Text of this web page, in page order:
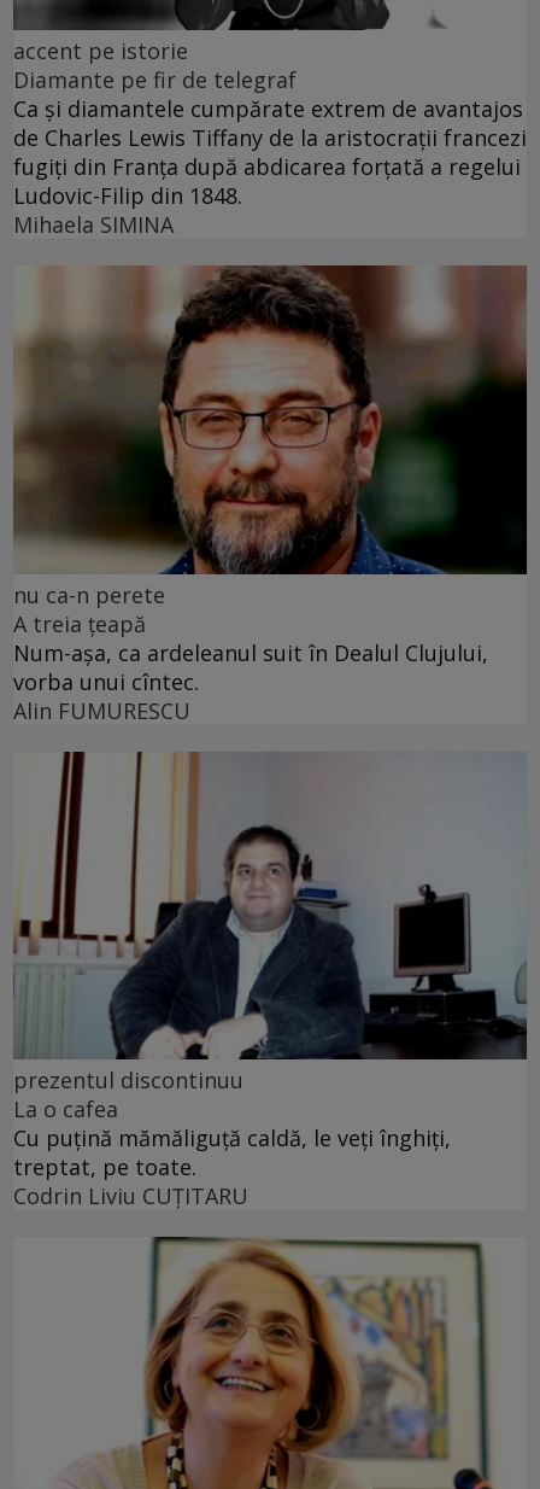
accent pe istorie
Diamante pe fir de telegraf
Ca și diamantele cumpărate extrem de avantajos
de Charles Lewis Tiffany de la aristocrații francezi
fugiți din Franța după abdicarea forțată a regelui
Ludovic-Filip din 1848.
Mihaela SIMINA
nu ca-n perete
A treia țeapă
Num-așa, ca ardeleanul suit în Dealul Clujului,
vorba unui cîntec.
Alin FUMURESCU
prezentul discontinuu
La o cafea
Cu puţină mămăliguţă caldă, le veţi înghiţi,
treptat, pe toate.
Codrin Liviu CUŢITARU